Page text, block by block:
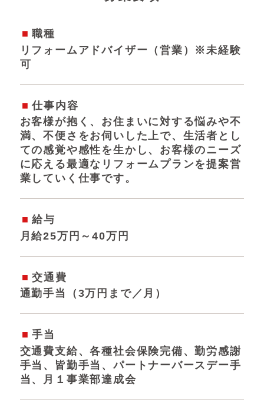
職種
リフォームアドバイザー（営業）※未経験
可
仕事内容
お客様が抱く、お住まいに対する悩みや不
満、不便さをお伺いした上で、生活者とし
ての感覚や感性を生かし、お客様のニーズ
に応える最適なリフォームプランを提案営
業していく仕事です。
給与
月給25万円～40万円
交通費
通勤手当（3万円まで／月）
手当
交通費支給、各種社会保険完備、勤労感謝
手当、皆勤手当、パートナーバースデー手
当、月１事業部達成会